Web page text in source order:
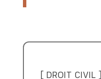
[ DROIT CIVIL ]